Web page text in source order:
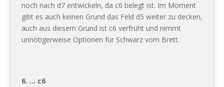
noch nach d7 entwickeln, da c6 belegt ist. Im Moment
gibt es auch keinen Grund das Feld d5 weiter zu decken,
auch aus diesem Grund ist c6 verfrüht und nimmt
unnötigerweise Optionen für Schwarz vom Brett.
6. … c6